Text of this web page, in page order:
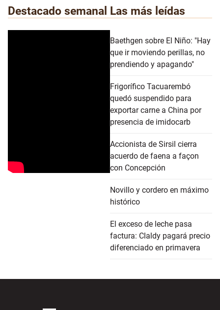
Destacado semanal Las más leídas
Baethgen sobre El Niño: "Hay
que ir moviendo perillas, no
prendiendo y apagando"
Frigorífico Tacuarembó
quedó suspendido para
exportar carne a China por
presencia de imidocarb
Accionista de Sirsil cierra
acuerdo de faena a façon
con Concepción
Novillo y cordero en máximo
histórico
El exceso de leche pasa
factura: Claldy pagará precio
diferenciado en primavera